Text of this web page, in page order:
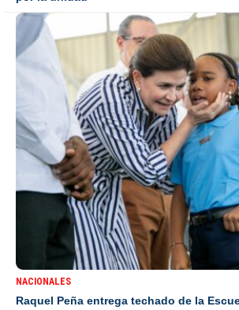
NACIONALES
Raquel Peña entrega techado de la